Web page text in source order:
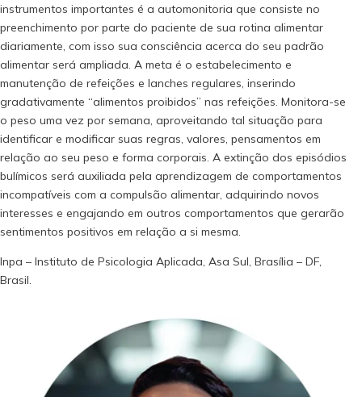
instrumentos importantes é a automonitoria que consiste no
preenchimento por parte do paciente de sua rotina alimentar
diariamente, com isso sua consciência acerca do seu padrão
alimentar será ampliada. A meta é o estabelecimento e
manutenção de refeições e lanches regulares, inserindo
gradativamente “alimentos proibidos” nas refeições. Monitora-se
o peso uma vez por semana, aproveitando tal situação para
identificar e modificar suas regras, valores, pensamentos em
relação ao seu peso e forma corporais. A extinção dos episódios
bulímicos será auxiliada pela aprendizagem de comportamentos
incompatíveis com a compulsão alimentar, adquirindo novos
interesses e engajando em outros comportamentos que gerarão
sentimentos positivos em relação a si mesma.
Inpa – Instituto de Psicologia Aplicada, Asa Sul, Brasília – DF,
Brasil.